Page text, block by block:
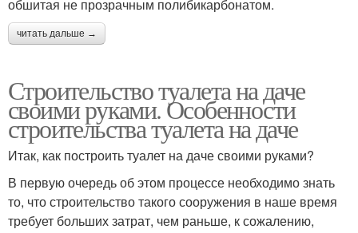
обшитая не прозрачным полибикарбонатом.
читать дальше →
Строительство туалета на даче
своими руками. Особенности
строительства туалета на даче
Итак, как построить туалет на даче своими руками?
В первую очередь об этом процессе необходимо знать
то, что строительство такого сооружения в наше время
требует больших затрат, чем раньше, к сожалению,